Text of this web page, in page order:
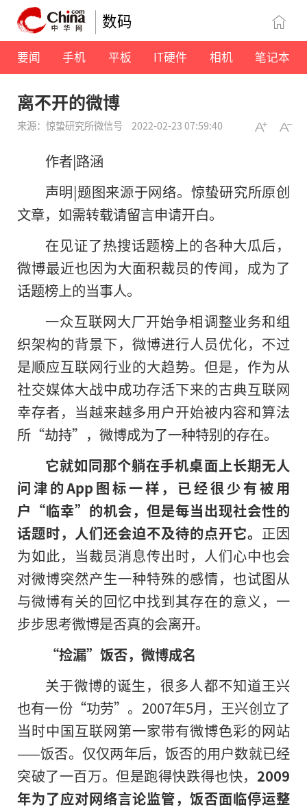
数码
要闻 手机 平板 IT硬件 相机 笔记本
离不开的微博
来源：惊蛰研究所微信号 2022-02-23 07:59:40
作者|路涵
声明|题图来源于网络。惊蛰研究所原创
文章，如需转载请留言申请开白。
在见证了热搜话题榜上的各种大瓜后，
微博最近也因为大面积裁员的传闻，成为了
话题榜上的当事人。
一众互联网大厂开始争相调整业务和组
织架构的背景下，微博进行人员优化，不过
是顺应互联网行业的大趋势。但是，作为从
社交媒体大战中成功存活下来的古典互联网
幸存者，当越来越多用户开始被内容和算法
所“劫持”，微博成为了一种特别的存在。
它就如同那个躺在手机桌面上长期无人
问津的App图标一样，已经很少有被用
户“临幸”的机会，但是每当出现社会性的
话题时，人们还会迫不及待的点开它。 正因
为如此，当裁员消息传出时，人们心中也会
对微博突然产生一种特殊的感情，也试图从
与微博有关的回忆中找到其存在的意义，一
步步思考微博是否真的会离开。
“捡漏”饭否，微博成名
关于微博的诞生，很多人都不知道王兴
也有一份“功劳”。2007年5月，王兴创立了
当时中国互联网第一家带有微博色彩的网站
——饭否。仅仅两年后，饭否的用户数就已经
突破了一百万。但是跑得快跌得也快， 2009
年为了应对网络言论监管，饭否面临停运整